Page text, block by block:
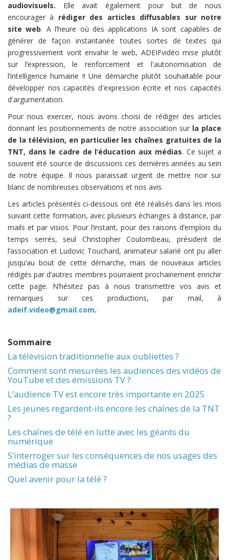
audiovisuels. Elle avait également pour but de nous
encourager à rédiger des articles diffusables sur notre
site web. A l’heure où des applications IA sont capables de
générer de façon instantanée toutes sortes de textes qui
progressivement vont envahir le web, ADEIFvidéo mise plutôt
sur l’expression, le renforcement et l'autonomisation de
l’intelligence humaine !! Une démarche plutôt souhaitable pour
développer nos capacités d'expression écrite et nos capacités
d'argumentation.
Pour nous exercer, nous avons choisi de rédiger des articles
donnant les positionnements de notre association sur la place
de la télévision, en particulier les chaînes gratuites de la
TNT, dans le cadre de l’éducation aux médias. Ce sujet a
souvent été source de discussions ces dernières années au sein
de notre équipe. Il nous paraissait urgent de mettre noir sur
blanc de nombreuses observations et nos avis.
Les articles présentés ci-dessous ont été réalisés dans les mois
suivant cette formation, avec plusieurs échanges à distance, par
mails et par visios. Pour l’instant, pour des raisons d’emplois du
temps serrés, seul Christopher Coulombeau, président de
l’association et Ludovic Touchard, animateur salarié ont pu aller
jusqu’au bout de cette démarche, mais de nouveaux articles
rédigés par d’autres membres pourraient prochainement enrichir
cette page. N’hésitez pas à nous transmettre vos avis et
remarques sur ces productions, par mail, à
adeif.video@gmail.com.
Sommaire
La télévision traditionnelle aux oubliettes ?
Comment sont mesurées les audiences des vidéos de
YouTube et des émissions TV ?
L’audience TV est encore très importante en 2025
Les jeunes regardent-ils encore les chaînes de la TNT
?
Les chaînes de télé en lutte avec les géants du
numérique
S’interroger sur les conséquences de nos usages des
médias de masse
Quel avenir pour la télé ?